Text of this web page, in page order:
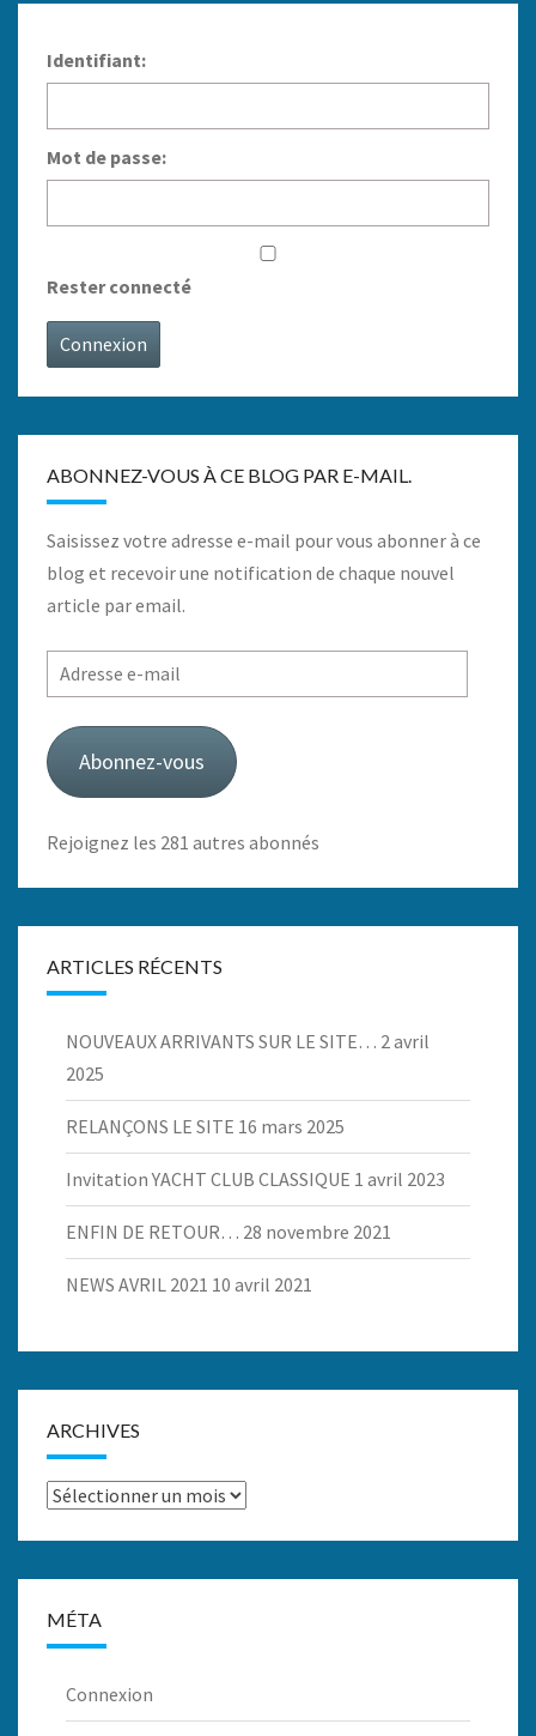
Identifiant:
Mot de passe:
Rester connecté
Connexion
ABONNEZ-VOUS À CE BLOG PAR E-MAIL.
Saisissez votre adresse e-mail pour vous abonner à ce
blog et recevoir une notification de chaque nouvel
article par email.
Adresse
e-
mail
Abonnez-vous
Rejoignez les 281 autres abonnés
ARTICLES RÉCENTS
NOUVEAUX ARRIVANTS SUR LE SITE… 2 avril
2025
RELANÇONS LE SITE 16 mars 2025
Invitation YACHT CLUB CLASSIQUE 1 avril 2023
ENFIN DE RETOUR… 28 novembre 2021
NEWS AVRIL 2021 10 avril 2021
ARCHIVES
Archives
MÉTA
Connexion